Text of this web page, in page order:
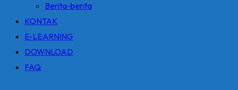
Berita-berita
KONTAK
E-LEARNING
DOWNLOAD
FAQ